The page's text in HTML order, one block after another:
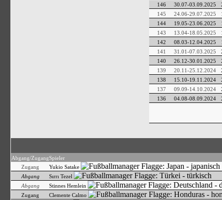
146
30.07-03.09.2025
145
24.06-29.07.2025
144
19.05-23.06.2025
143
13.04-18.05.2025
142
08.03-12.04.2025
141
31.01-07.03.2025
140
26.12-30.01.2025
139
20.11-25.12.2024
138
15.10-19.11.2024
137
09.09-14.10.2024
136
04.08-08.09.2024
Abgang/ZugangSpieler
Zugang
Yukio Satake
Abgang
Sırrı Tezel
Abgang
Stinnes Hemlein
Zugang
Clemente Calmo